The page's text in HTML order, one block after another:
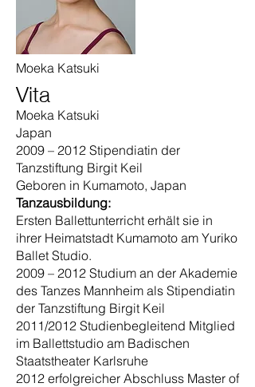
Moeka Katsuki
Vita
Moeka Katsuki
Japan
2009 – 2012 Stipendiatin der
Tanzstiftung Birgit Keil
Geboren in Kumamoto, Japan
Tanzausbildung:
Ersten Ballettunterricht erhält sie in
ihrer Heimatstadt Kumamoto am Yuriko
Ballet Studio.
2009 – 2012 Studium an der Akademie
des Tanzes Mannheim als Stipendiatin
der Tanzstiftung Birgit Keil
2011/2012 Studienbegleitend Mitglied
im Ballettstudio am Badischen
Staatstheater Karlsruhe
2012 erfolgreicher Abschluss Master of